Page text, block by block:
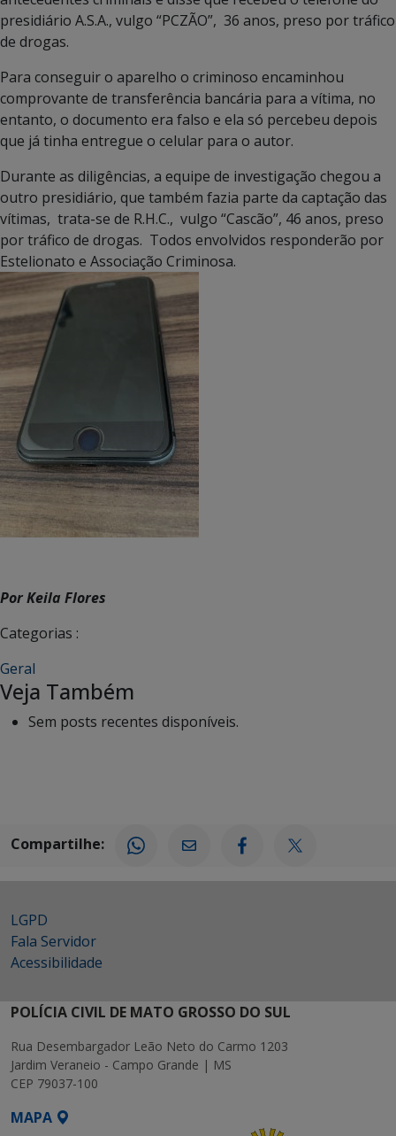
presidiário A.S.A., vulgo “PCZÃO”, 36 anos, preso por tráfico
de drogas.
Para conseguir o aparelho o criminoso encaminhou
comprovante de transferência bancária para a vítima, no
entanto, o documento era falso e ela só percebeu depois
que já tinha entregue o celular para o autor.
Durante as diligências, a equipe de investigação chegou a
outro presidiário, que também fazia parte da captação das
vítimas, trata-se de R.H.C., vulgo “Cascão”, 46 anos, preso
por tráfico de drogas. Todos envolvidos responderão por
Estelionato e Associação Criminosa.
Por Keila Flores
Categorias :
Geral
Veja Também
Sem posts recentes disponíveis.
Compartilhe:
LGPD
Fala Servidor
Acessibilidade
POLÍCIA CIVIL DE MATO GROSSO DO SUL
Rua Desembargador Leão Neto do Carmo 1203
Jardim Veraneio - Campo Grande | MS
CEP 79037-100
MAPA